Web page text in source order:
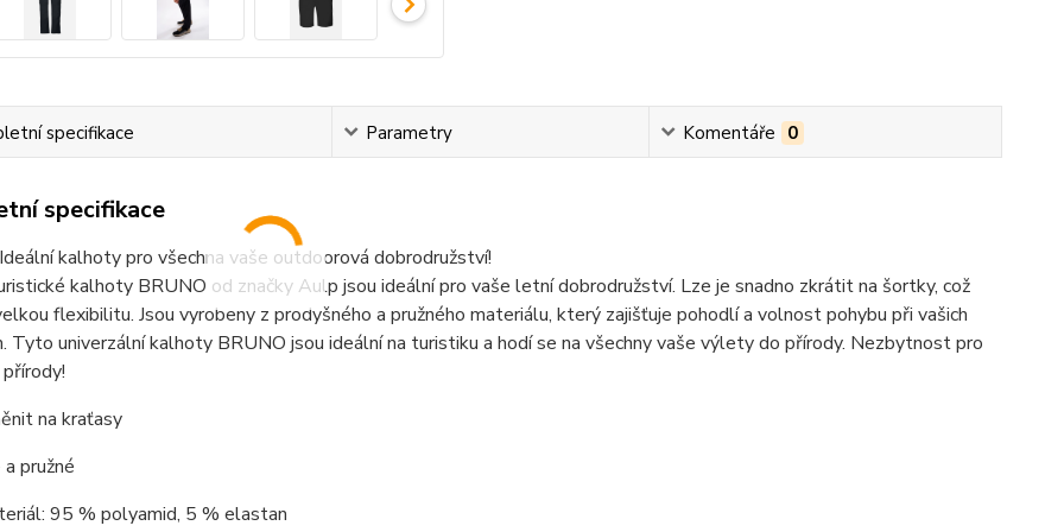
specifikace Parametry Komentáře 0
specifikace
kalhoty pro všechna vaše outdoorová dobrodružství!
kalhoty BRUNO od značky Aulp jsou ideální pro vaše letní dobrodružství. Lze je snadno zkrátit na šortky, což
flexibilitu. Jsou vyrobeny z prodyšného a pružného materiálu, který zajišťuje pohodlí a volnost pohybu při vašich
Tyto univerzální kalhoty BRUNO jsou ideální na turistiku a hodí se na všechny vaše výlety do přírody. Nezbytnost pro
na kraťasy
pružné
95 % polyamid, 5 % elastan